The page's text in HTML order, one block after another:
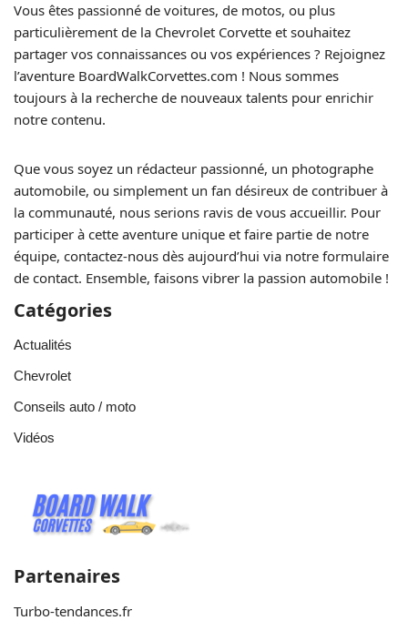
Vous êtes passionné de voitures, de motos, ou plus
particulièrement de la Chevrolet Corvette et souhaitez
partager vos connaissances ou vos expériences ? Rejoignez
l’aventure BoardWalkCorvettes.com ! Nous sommes
toujours à la recherche de nouveaux talents pour enrichir
notre contenu.
Que vous soyez un rédacteur passionné, un photographe
automobile, ou simplement un fan désireux de contribuer à
la communauté, nous serions ravis de vous accueillir. Pour
participer à cette aventure unique et faire partie de notre
équipe, contactez-nous dès aujourd’hui via notre formulaire
de contact. Ensemble, faisons vibrer la passion automobile !
Catégories
Actualités
Chevrolet
Conseils auto / moto
Vidéos
Partenaires
Turbo-tendances.fr